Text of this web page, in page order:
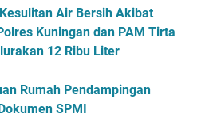
Air Bersih Akibat
Kuningan dan PAM Tirta
12 Ribu Liter
Rumah Pendampingan
SPMI